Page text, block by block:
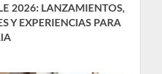
2026: LANZAMIENTOS,
Y EXPERIENCIAS PARA